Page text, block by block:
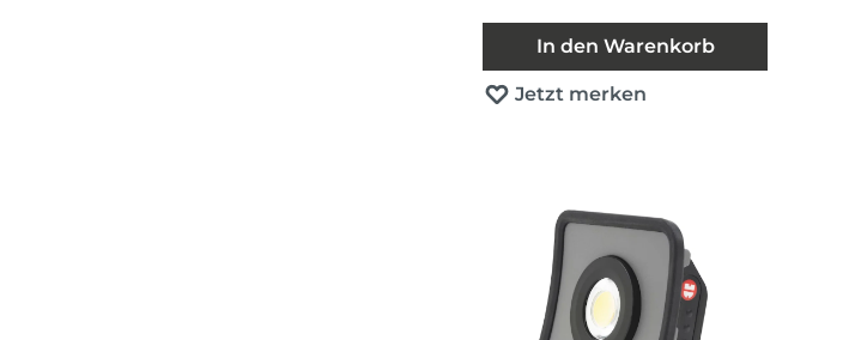
In den Warenkorb
Jetzt merken